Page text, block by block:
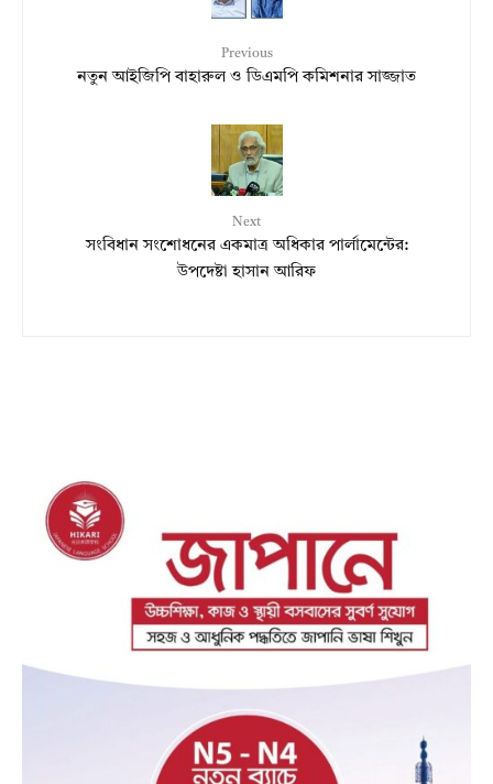
Previous
নতুন আইজিপি বাহারুল ও ডিএমপি কমিশনার সাজ্জাত
Next
সংবিধান সংশোধনের একমাত্র অধিকার পার্লামেন্টের:
উপদেষ্টা হাসান আরিফ